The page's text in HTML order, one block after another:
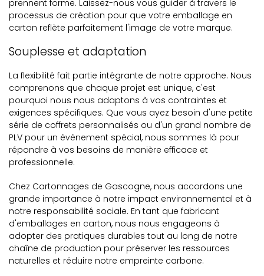
prennent forme. Laissez-nous vous guider à travers le
processus de création pour que votre emballage en
carton reflète parfaitement l'image de votre marque.
Souplesse et adaptation
La flexibilité fait partie intégrante de notre approche. Nous
comprenons que chaque projet est unique, c'est
pourquoi nous nous adaptons à vos contraintes et
exigences spécifiques. Que vous ayez besoin d'une petite
série de coffrets personnalisés ou d'un grand nombre de
PLV pour un événement spécial, nous sommes là pour
répondre à vos besoins de manière efficace et
professionnelle.
Chez Cartonnages de Gascogne, nous accordons une
grande importance à notre impact environnemental et à
notre responsabilité sociale. En tant que fabricant
d'emballages en carton, nous nous engageons à
adopter des pratiques durables tout au long de notre
chaîne de production pour préserver les ressources
naturelles et réduire notre empreinte carbone.